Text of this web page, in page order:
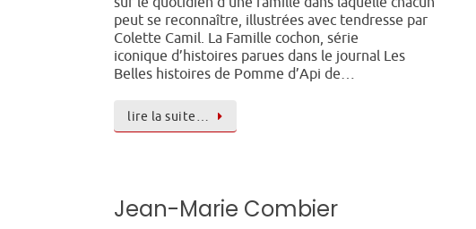
peut se reconnaître, illustrées avec tendresse par
Colette Camil. La Famille cochon, série
iconique d’histoires parues dans le journal Les
Belles histoires de Pomme d’Api de…
lire la suite…
Jean-Marie Combier